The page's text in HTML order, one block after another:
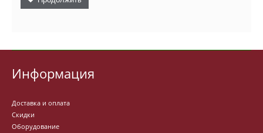
Информация
Доставка и оплата
Скидки
Оборудование